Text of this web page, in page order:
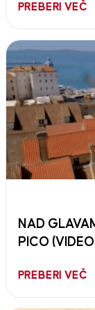
PREBERI VEČ
NAD
PICO
PREBERI VEČ